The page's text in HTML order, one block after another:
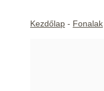
Kezdőlap - Fonalak